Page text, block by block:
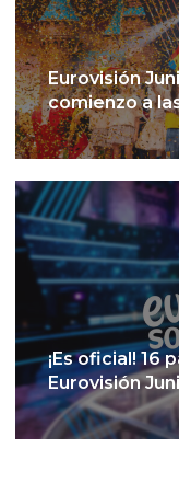
Eurovisión
comienzo a
¡Es oficial! 16
Eurovisión